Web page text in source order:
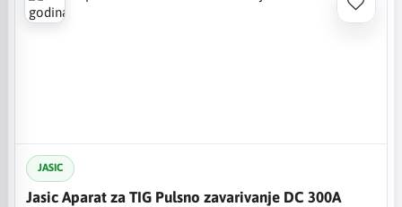
JASIC
Jasic Aparat za TIG Pulsno zavarivanje DC 300A